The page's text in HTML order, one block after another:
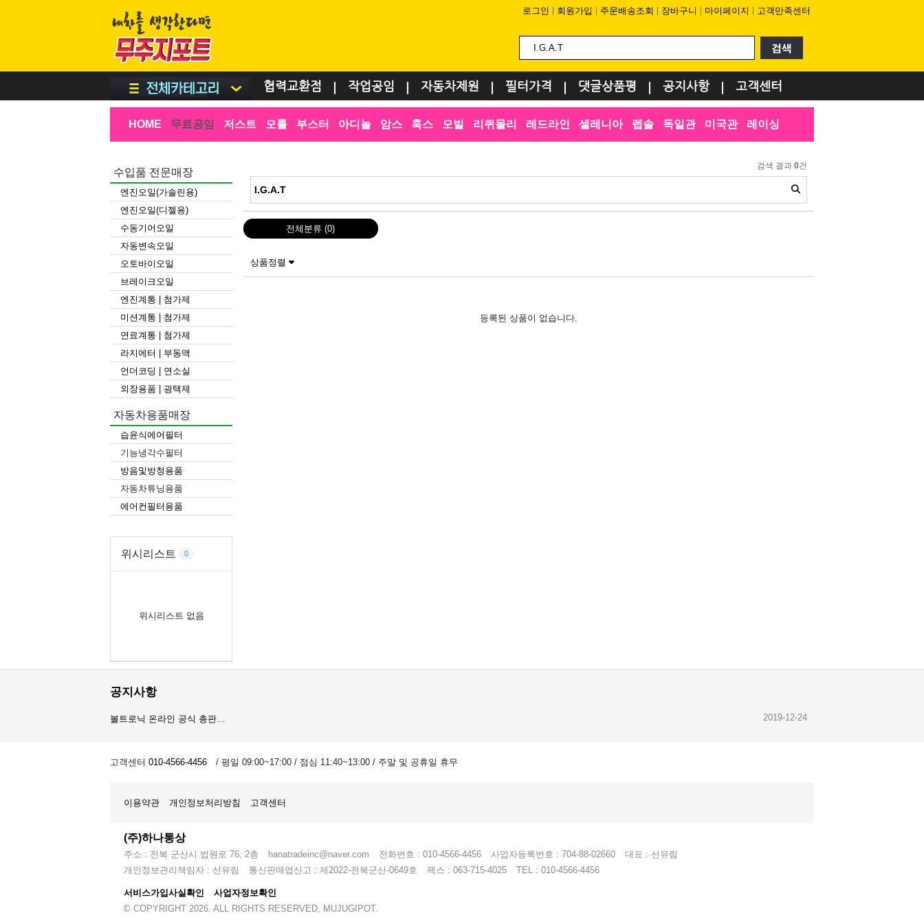
로그인 회원가입 주문배송조회 장바구니 마이페이지 고객만족센터
협력교환점 작업공임 자동차제원 필터가격 댓글상품평 공지사항 고객센터
HOME 무료공임 저스트 모튤 부스터 아디놀 암스 훅스 모빌 리퀴몰리 레드라인 셀레니아 렙솔 독일관 미국관 레이싱
수입품 전문매장
엔진오일(가솔린용)
엔진오일(디젤용)
수동기어오일
자동변속오일
오토바이오일
브레이크오일
엔진계통 | 첨가제
미션계통 | 첨가제
연료계통 | 첨가제
라지에터 | 부동액
언더코딩 | 연소실
외장용품 | 광택제
자동차용품매장
습윤식에어필터
기능냉각수필터
방음및방청용품
자동차튜닝용품
에어컨필터용품
위시리스트 0
위시리스트 없음
검색 결과 0건
전체분류(0)
상품정렬
등록된 상품이 없습니다.
공지사항
볼트로닉 온라인 공식 총판… 2019-12-24
고객센터 010-4566-4456 / 평일 09:00~17:00 / 점심 11:40~13:00 / 주말 및 공휴일 휴무
이용약관 개인정보처리방침 고객센터
(주)하나통상
주소 : 전북 군산시 법원로 76, 2층 hanatradeinc@naver.com 전화번호 : 010-4566-4456 사업자등록번호 : 704-88-02660
대표 : 선유림
개인정보관리책임자 : 선유림
통신판매업신고 : 제2022-전북군산-0649호 팩스 : 063-715-4025 TEL : 010-4566-4456
서비스가입사실확인
사업자정보확인
© COPYRIGHT 2026. ALL RIGHTS RESERVED, MUJUGIPOT.